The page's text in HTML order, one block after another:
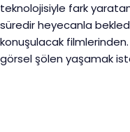
teknolojisiyle fark
süredir heyecanla
konuşulacak filmlerinden.
görsel şölen yaşamak